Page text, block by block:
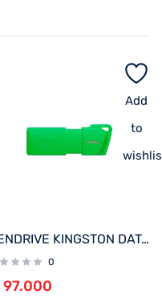
Add
to
PENDRIVE KINGSTON DATATRAVELER EXODIA M 128GB KC-U2L128-7LG USB-A VERDE
0
97.000